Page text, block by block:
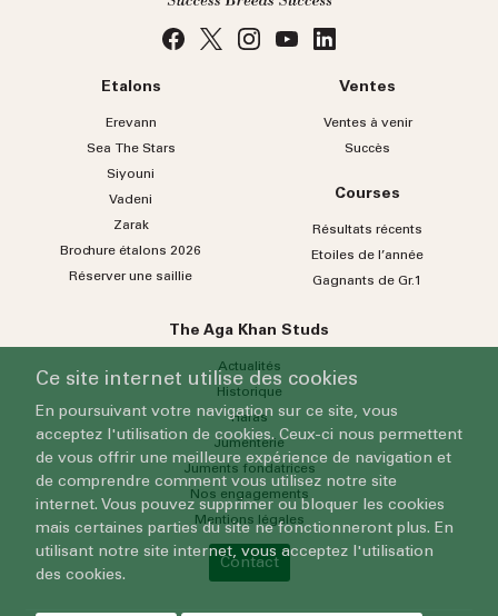
Etalons
Erevann
Sea TheStars
Siyouni
Vadeni
Zarak
Brochure étalons 2026
Réserver une saillie
Ventes
Ventes à venir
Succès
Courses
Résultats récents
Etoiles de l’année
Gagnants de Gr.1
The Aga Khan Studs
Actualités
Historique
Haras
Jumenterie
Juments fondatrices
Nos engagements
Mentions légales
Contact
Ce site internet utilise des cookies
En poursuivant votre navigation sur ce site, vous
acceptez l'utilisation de cookies. Ceux-ci nous permettent
de vous offrir une meilleure expérience de navigation et
de comprendre comment vous utilisez notre site
internet. Vous pouvez supprimer ou bloquer les cookies
mais certaines parties du site ne fonctionneront plus. En
utilisant notre site internet, vous acceptez l'utilisation
des cookies.